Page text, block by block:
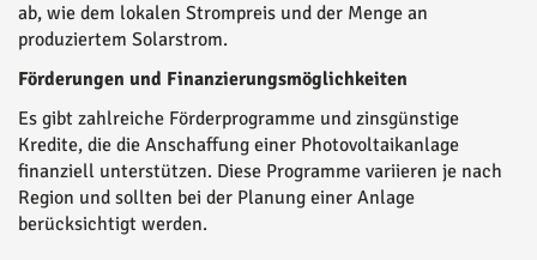
ab, wie dem lokalen Strompreis und der Menge an
produziertem Solarstrom.
Förderungen und Finanzierungsmöglichkeiten
Es gibt zahlreiche Förderprogramme und zinsgünstige
Kredite, die die Anschaffung einer Photovoltaikanlage
finanziell unterstützen. Diese Programme variieren je nach
Region und sollten bei der Planung einer Anlage
berücksichtigt werden.